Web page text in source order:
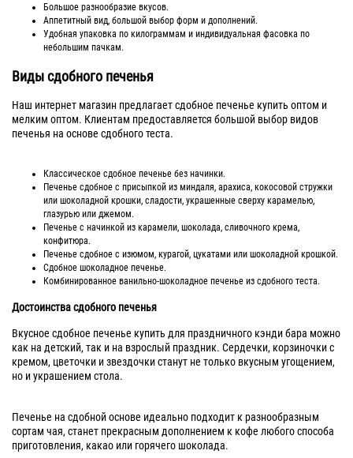
Большое разнообразие вкусов.
Аппетитный вид, большой выбор форм и дополнений.
Удобная упаковка по килограммам и индивидуальная фасовка по
небольшим пачкам.
Виды сдобного печенья
Наш интернет магазин предлагает сдобное печенье купить оптом и
мелким оптом. Клиентам предоставляется большой выбор видов
печенья на основе сдобного теста.
Классическое сдобное печенье без начинки.
Печенье сдобное с присыпкой из миндаля, арахиса, кокосовой стружки
или шоколадной крошки, сладости, украшенные сверху карамелью,
глазурью или джемом.
Печенье с начинкой из карамели, шоколада, сливочного крема,
конфитюра.
Печенье сдобное с изюмом, курагой, цукатами или шоколадной крошкой.
Сдобное шоколадное печенье.
Комбинированное ванильно-шоколадное печенье из сдобного теста.
Достоинства сдобного печенья
Вкусное сдобное печенье купить для праздничного кэнди бара можно
как на детский, так и на взрослый праздник. Сердечки, корзиночки с
кремом, цветочки и звездочки станут не только вкусным угощением,
но и украшением стола.
Печенье на сдобной основе идеально подходит к разнообразным
сортам чая, станет прекрасным дополнением к кофе любого способа
приготовления, какао или горячего шоколада.